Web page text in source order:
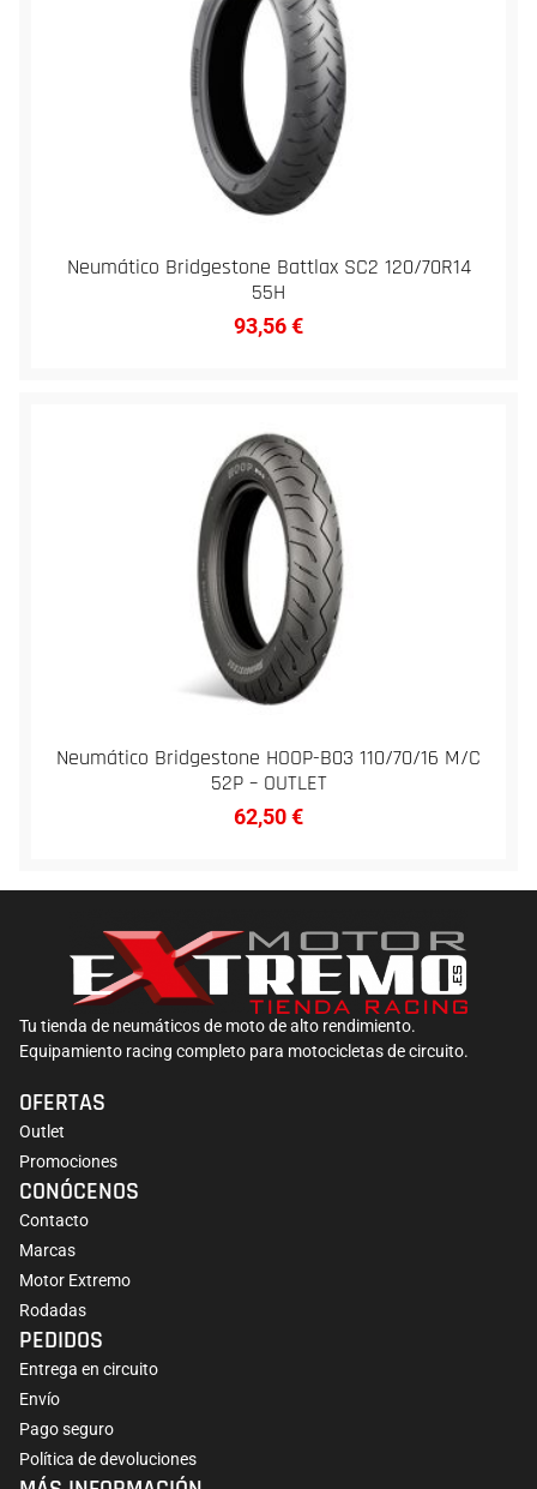
Neumático Bridgestone Battlax SC2 120/70R14
55H
93,56€
Neumático Bridgestone HOOP-B03 110/70/16 M/C
52P – OUTLET
62,50€
Tu tienda de neumáticos de moto de alto rendimiento.
Equipamiento racing completo para motocicletas de circuito.
OFERTAS
Outlet
Promociones
CONÓCENOS
Contacto
Marcas
Motor Extremo
Rodadas
PEDIDOS
Entrega en circuito
Envío
Pago seguro
Política de devoluciones